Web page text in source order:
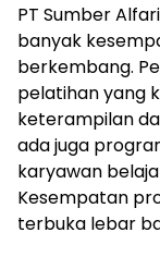
PT Sumber
banyak
berkembang.
pelatihan yang
keterampilan
ada juga
karyawan
Kesempatan
terbuka lebar